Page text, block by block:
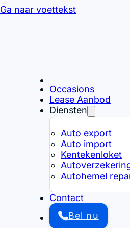
Ga naar voettekst
Occasions
Lease Aanbod
Diensten
Auto export
Auto import
Kentekenloket
Autohemel
Contact
Bel nu